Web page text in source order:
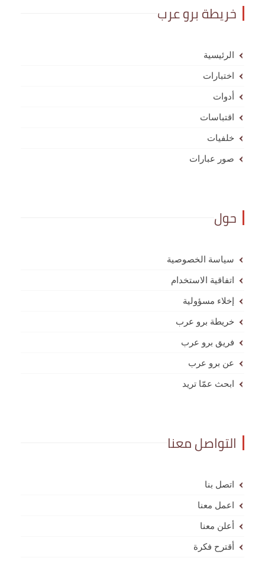
خريطة برو عرب
الرئيسية
اختبارات
أدوات
اقتباسات
خلفيات
صور عبارات
حول
سياسة الخصوصية
اتفاقية الاستخدام
إخلاء مسؤولية
خريطة برو عرب
فريق برو عرب
عن برو عرب
ابحث عمّا تريد
التواصل معنا
اتصل بنا
اعمل معنا
أعلن معنا
أقترح فكرة